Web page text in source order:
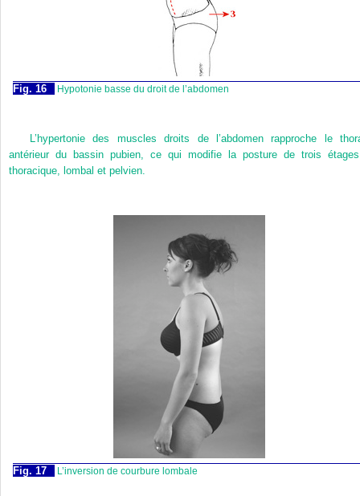
Fig. 16 Hypotonie basse du droit de l’abdomen
L’hypertonie des muscles droits de l’abdomen rapproche le
antérieur du bassin pubien, ce qui modifie la posture de trois
thoracique, lombal et pelvien.
Fig. 17 L’inversion de courbure lombale